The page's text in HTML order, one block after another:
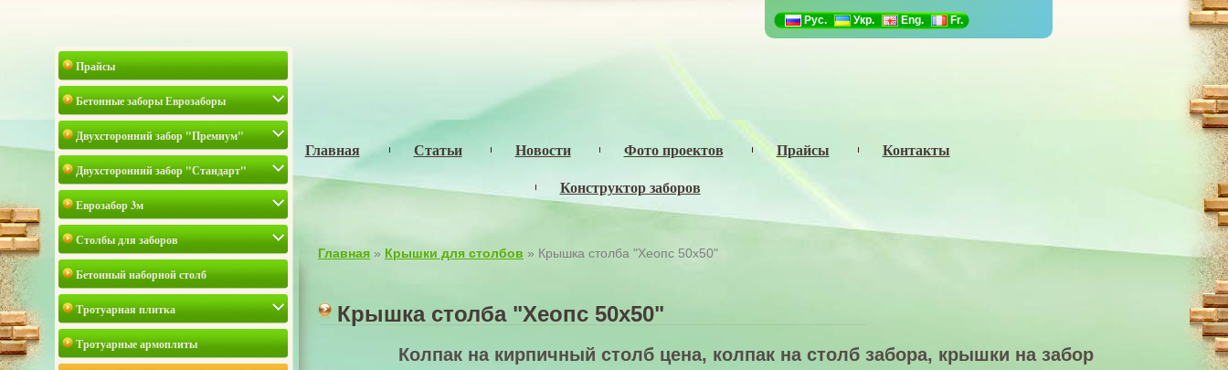
Рус. Укр. Eng. Fr.
Главная Статьи Новости Фото проектов Прайсы
Контакты
Конструктор заборов
Прайсы
Бетонные заборы Еврозаборы
Двухсторонний забор "Премиум"
Двухсторонний забор "Стандарт"
Еврозабор 3м
Столбы для заборов
Бетонный наборной столб
Тротуарная плитка
Тротуарные армоплиты
Главная » Крышки для столбов » Крышка столба "Хеопс 50х50"
Крышка столба "Хеопс 50х50"
Колпак на кирпичный столб цена, колпак на столб забора, крышки на забор